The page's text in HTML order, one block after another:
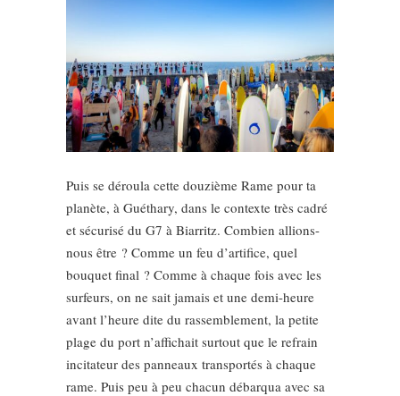
Puis se déroula cette douzième Rame pour ta
planète, à Guéthary, dans le contexte très cadré
et sécurisé du G7 à Biarritz. Combien allions-
nous être ? Comme un feu d’artifice, quel
bouquet final ? Comme à chaque fois avec les
surfeurs, on ne sait jamais et une demi-heure
avant l’heure dite du rassemblement, la petite
plage du port n’affichait surtout que le refrain
incitateur des panneaux transportés à chaque
rame. Puis peu à peu chacun débarqua avec sa